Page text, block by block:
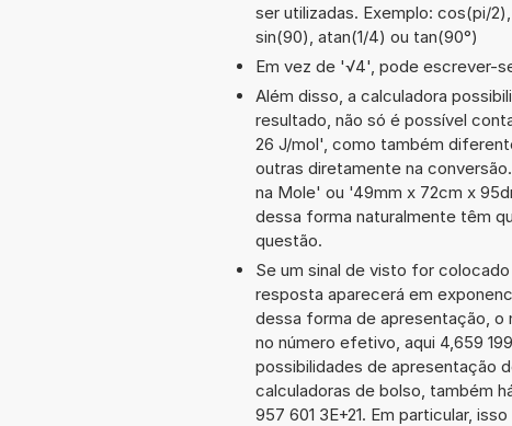
ser utilizadas. Exemplo: cos(pi/
sin(90), atan(1/4) ou tan(90°)
Em vez de '√4', pode escrever-
Além disso, a calculadora
resultado, não só é possível
26 J/mol', como também
outras diretamente na
na Mole' ou '49mm x 72cm x
dessa forma naturalmente têm
questão.
Se um sinal de visto for
resposta aparecerá em
dessa forma de apresentação, o
no número efetivo, aqui 4,659
possibilidades de apresentação
calculadoras de bolso, também
957 601 3E+21. Em particular,